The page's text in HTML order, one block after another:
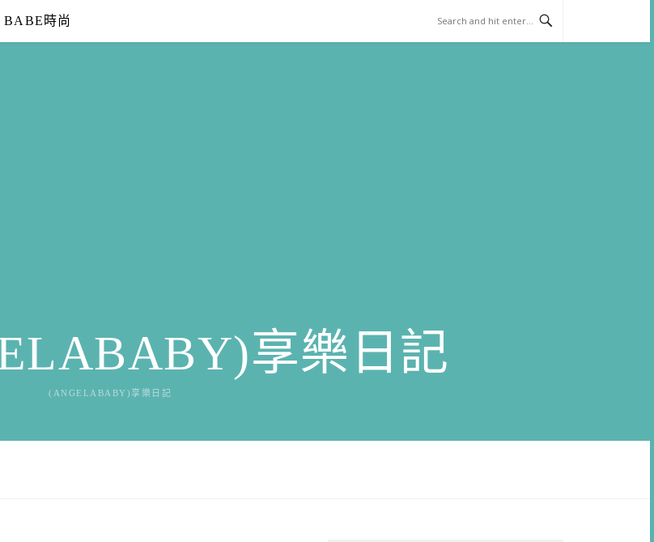
BABE時尚
享樂日記
(ANGELABABY)享樂日記